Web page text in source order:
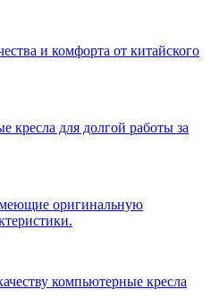
и комфорта от китайского
для долгой работы за
оригинальную
компьютерные кресла